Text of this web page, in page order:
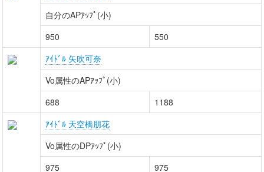
自分のAPｱｯﾌﾟ(小)
950
550
ｱｲﾄﾞﾙ 矢吹可奈
Vo属性のAPｱｯﾌﾟ(小)
688
1188
ｱｲﾄﾞﾙ 天空橋朋花
Vo属性のDPｱｯﾌﾟ(小)
975
975